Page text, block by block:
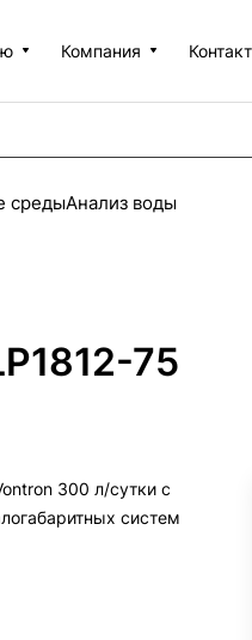
Компания
средыАнализ воды
75
300 л/сутки с
систем